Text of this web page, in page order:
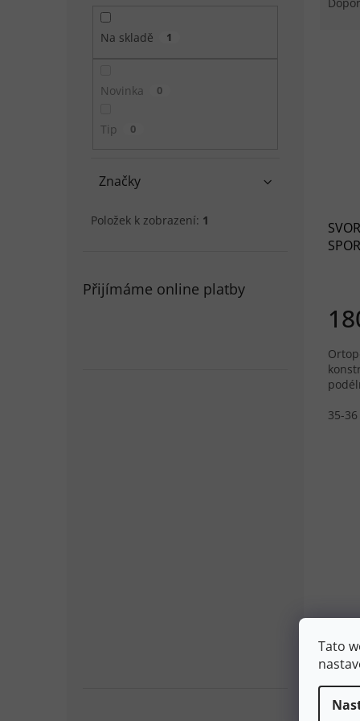
Tato
Na skladě 1
Novinka 0
Tip 0
Značky
Položek k zobrazení: 1
Přijímáme online platby
35-36